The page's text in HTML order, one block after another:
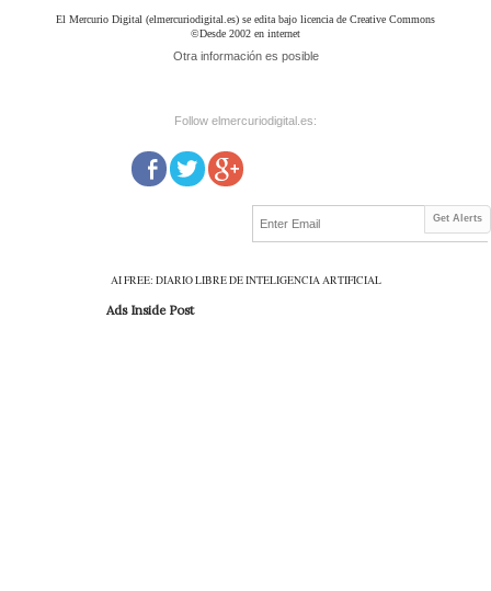
El Mercurio Digital (elmercuriodigital.es) se edita bajo licencia de Creative Commons
©Desde 2002 en internet
Otra información es posible
Follow elmercuriodigital.es:
Get Alerts
AI FREE: DIARIO LIBRE DE INTELIGENCIA ARTIFICIAL
Ads Inside Post